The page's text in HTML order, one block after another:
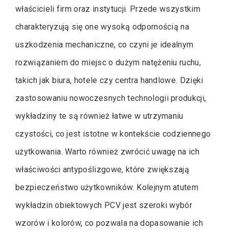
właścicieli firm oraz instytucji. Przede wszystkim
charakteryzują się one wysoką odpornością na
uszkodzenia mechaniczne, co czyni je idealnym
rozwiązaniem do miejsc o dużym natężeniu ruchu,
takich jak biura, hotele czy centra handlowe. Dzięki
zastosowaniu nowoczesnych technologii produkcji,
wykładziny te są również łatwe w utrzymaniu
czystości, co jest istotne w kontekście codziennego
użytkowania. Warto również zwrócić uwagę na ich
właściwości antypoślizgowe, które zwiększają
bezpieczeństwo użytkowników. Kolejnym atutem
wykładzin obiektowych PCV jest szeroki wybór
wzorów i kolorów, co pozwala na dopasowanie ich